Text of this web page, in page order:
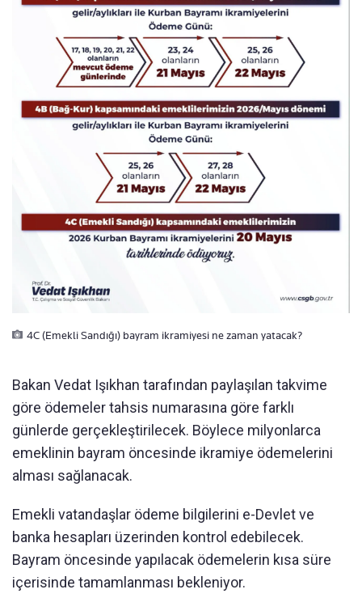
4C (Emekli Sandığı) bayram ikramiyesi ne zaman yatacak?
Bakan Vedat Işıkhan tarafından paylaşılan takvime
göre ödemeler tahsis numarasına göre farklı
günlerde gerçekleştirilecek. Böylece milyonlarca
emeklinin bayram öncesinde ikramiye ödemelerini
alması sağlanacak.
Emekli vatandaşlar ödeme bilgilerini e-Devlet ve
banka hesapları üzerinden kontrol edebilecek.
Bayram öncesinde yapılacak ödemelerin kısa süre
içerisinde tamamlanması bekleniyor.